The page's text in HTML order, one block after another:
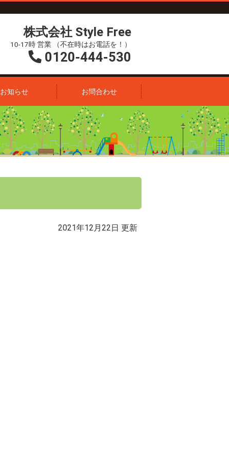
株式会社 Style Free
10-17時 営業 （不在時はお電話を！）
0120-444-530
お知らせ お問合わせ
2021年12月22日 更新